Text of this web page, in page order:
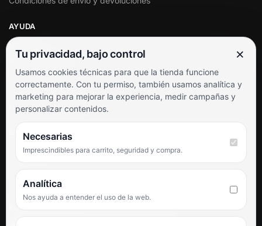
AYUDA
Soporte al cliente
Contacto
Términos y condiciones
Preguntas frecuentes
SÍGUENOS
Facebook
TikTok
PUNTUACIÓN DE 4,6 SOBRE 5 EN GOOGLE
Tu privacidad, bajo control ×
Usamos cookies técnicas para que la tienda funcione
correctamente. Con tu permiso, también usamos analítica y
marketing para mejorar la experiencia, medir campañas y
personalizar contenidos.
Necesarias
Imprescindibles para carrito, seguridad y compra.
Analítica
Nos ayuda a entender el uso de la web.